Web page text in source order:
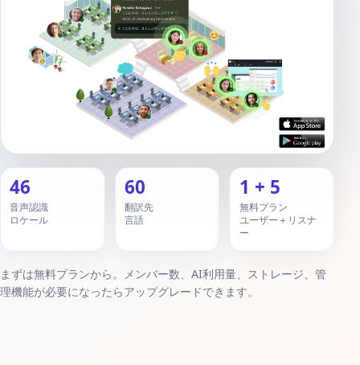
46
音声認識
ロケール
60
翻訳先
言語
1 + 5
無料プラン
ユーザー＋リスナ
ー
まずは無料プランから。メンバー数、AI利用量、ストレージ、管
理機能が必要になったらアップグレードできます。